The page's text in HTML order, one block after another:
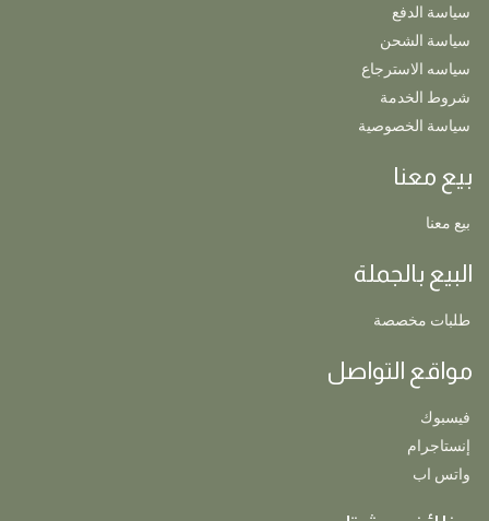
سياسة الدفع
سياسة الشحن
سياسه الاسترجاع
شروط الخدمة
سياسة الخصوصية
بيع معنا
بيع معنا
البيع بالجملة
طلبات مخصصة
مواقع التواصل
فيسبوك
إنستاجرام
واتس اب